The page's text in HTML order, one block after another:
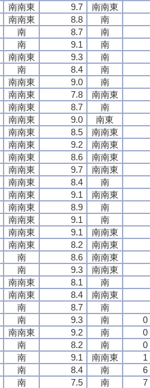
南南東 9.7
南南東
南南東 8.8
南
南 8.7
南
南 9.1
南
南南東 9.3
南
南 8.4
南
南南東 9.0
南
南南東 7.8
南南東
南南東 8.7
南
南南東 9.0
南東
南南東 8.5
南南東
南南東 9.2
南南東
南南東 8.6
南南東
南南東 9.7
南南東
南南東 8.4
南
南南東 9.1
南南東
南南東 8.9
南
南南東 9.1
南
南南東 9.1
南南東
南南東 8.2
南南東
南 8.6
南南東
南 9.3
南南東
南南東 8.1
南
南南東 8.4
南南東
南 8.7
南
南 9.3 南
0
南南東 9.2 南
0
南 8.2 南
0
南 9.1 南南東
1
南 8.4 南
6
南 7.5 南
7